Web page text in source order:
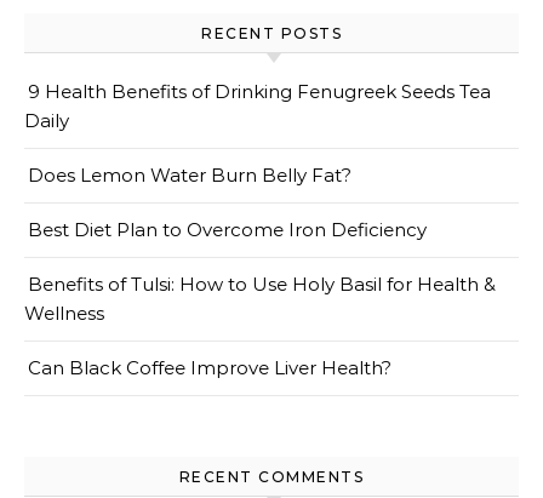
RECENT POSTS
9 Health Benefits of Drinking Fenugreek Seeds Tea
Daily
Does Lemon Water Burn Belly Fat?
Best Diet Plan to Overcome Iron Deficiency
Benefits of Tulsi: How to Use Holy Basil for Health &
Wellness
Can Black Coffee Improve Liver Health?
RECENT COMMENTS